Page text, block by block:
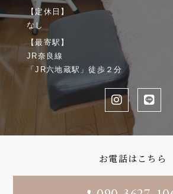
【定休日】
なし
【最寄駅】
JR奈良線
「JR六地蔵駅」徒歩２分
お電話はこちら